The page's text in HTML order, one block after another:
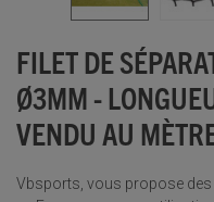
FILET DE
Ø3MM -
VENDU AU
Vbsports, vous propose